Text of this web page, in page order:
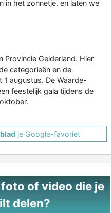
in het zonnetje, en laten we
Provincie Gelderland. Hier
categorieën en de
1 augustus. De Waarde-
feestelijk gala tijdens de
je Google-favoriet
of video die je
delen?